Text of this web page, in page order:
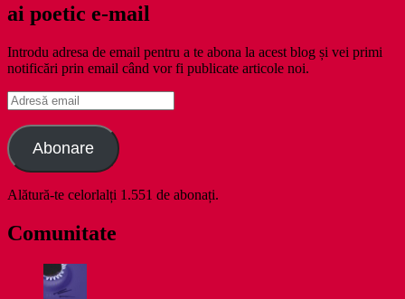
ai poetic e-mail
Introdu adresa de email pentru a te abona la acest blog și vei primi
notificări prin email când vor fi publicate articole noi.
Adresă
email
Abonare
Alătură-te celorlalți 1.551 de abonați.
Comunitate